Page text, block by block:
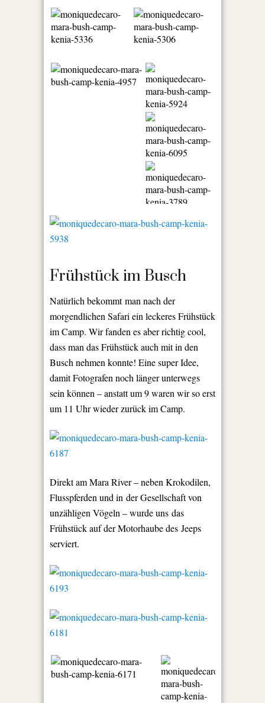
Frühstück im Busch
Natürlich bekommt man nach der
morgendlichen Safari ein leckeres Frühstück
im Camp. Wir fanden es aber richtig cool,
dass man das Frühstück auch mit in den
Busch nehmen konnte! Eine super Idee,
damit Fotografen noch länger unterwegs
sein können – anstatt um 9 waren wir so erst
um 11 Uhr wieder zurück im Camp.
Direkt am Mara River – neben Krokodilen,
Flusspferden und in der Gesellschaft von
unzähligen Vögeln – wurde uns das
Frühstück auf der Motorhaube des Jeeps
serviert.